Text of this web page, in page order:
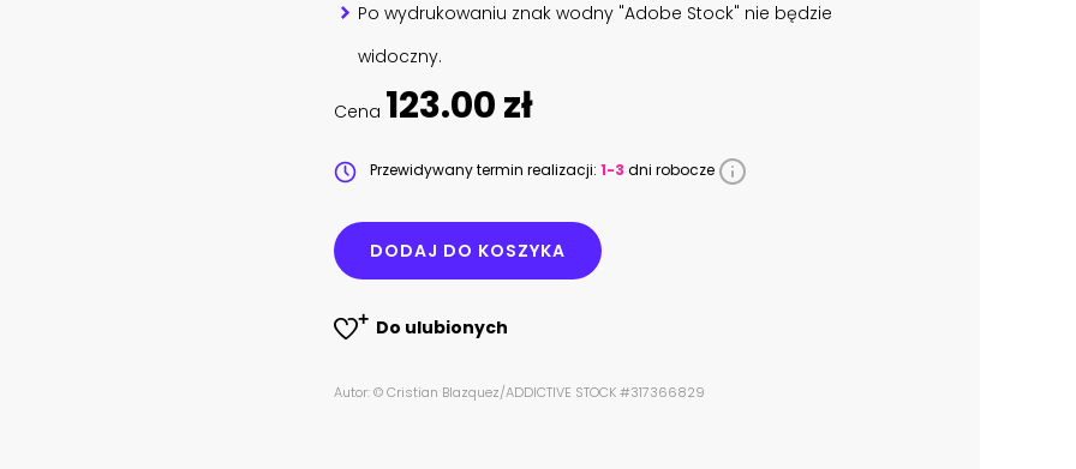
Po wydrukowaniu znak wodny "Adobe Stock" nie będzie
widoczny.
Cena 123.00 zł
Przewidywany termin realizacji: 1-3 dni robocze
DODAJ DO KOSZYKA
Do ulubionych
Autor: © Cristian Blazquez/ADDICTIVE STOCK #317366829